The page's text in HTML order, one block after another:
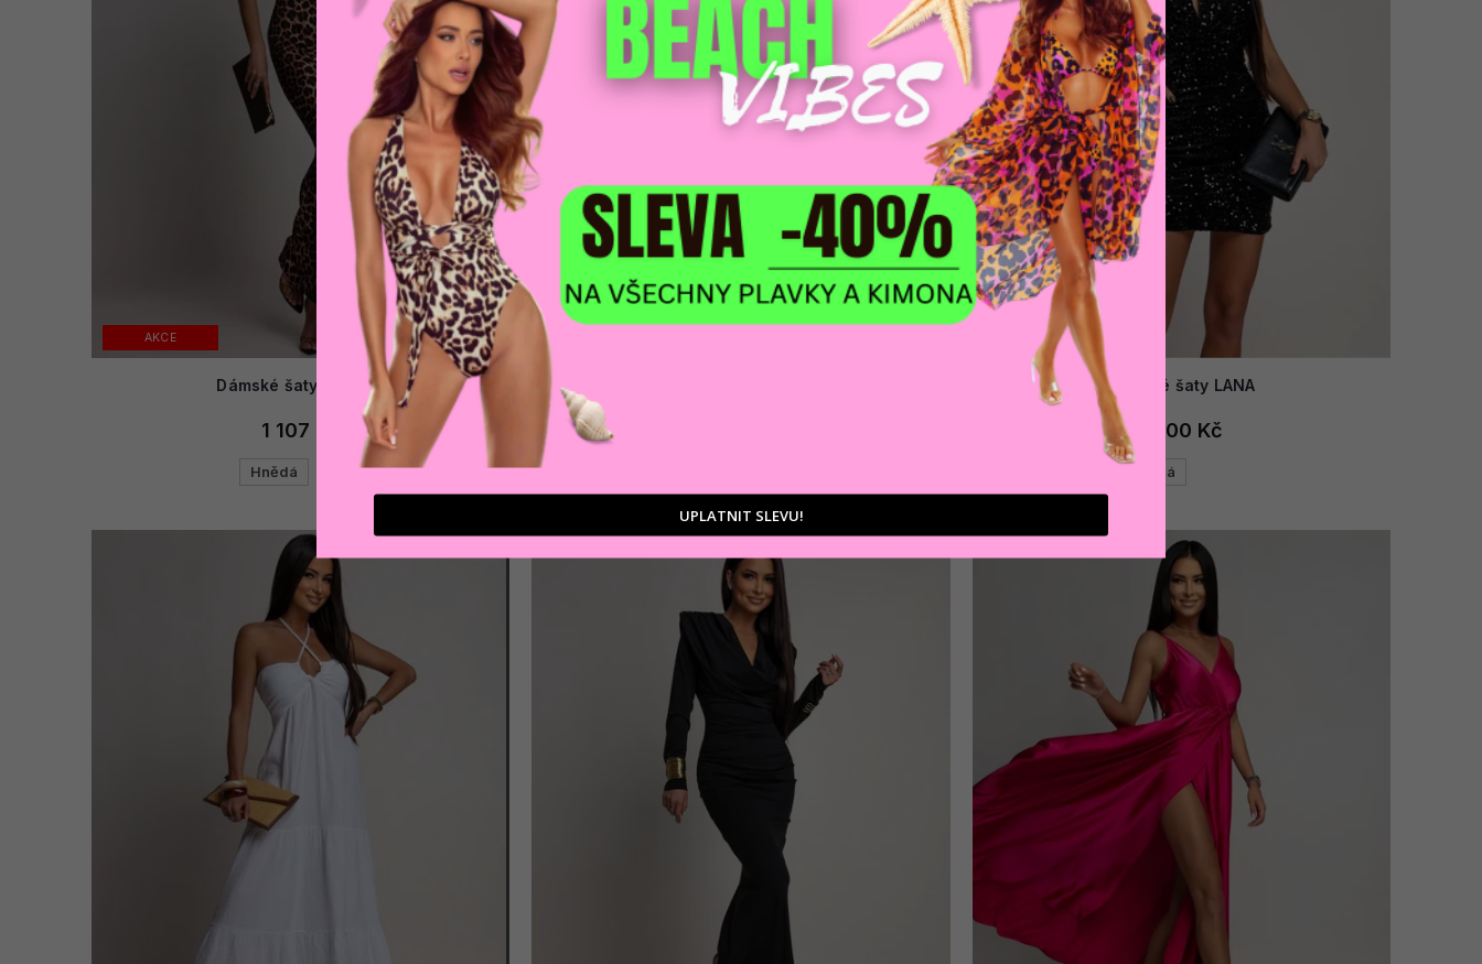
AKCE
Dámské šaty CALLUA
1 107 Kč
Hnědá
AKCE
Dámské šaty LANA
1 200 Kč
Černá
UPLATNIT SLEVU!